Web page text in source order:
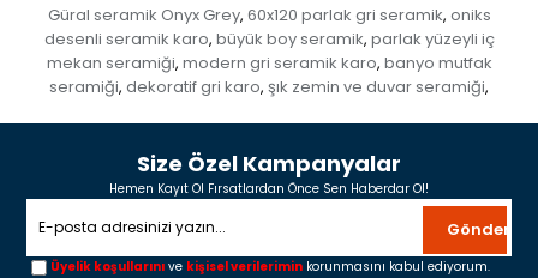
Güral seramik Onyx Grey, 60x120 parlak gri seramik, oniks
desenli seramik karo, büyük boy seramik, parlak yüzeyli iç
mekan seramiği, modern gri seramik karo, banyo mutfak
seramiği, dekoratif gri karo, şık zemin ve duvar seramiği,
Size Özel Kampanyalar
Hemen Kayıt Ol Fırsatlardan Önce Sen Haberdar Ol!
Gönder
Üyelik koşullarını ve kişisel verilerimin korunmasını kabul ediyorum.